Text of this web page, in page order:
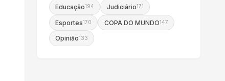
Educação194 Judiciário171
Esportes170 COPA DO MUNDO147
Opinião133